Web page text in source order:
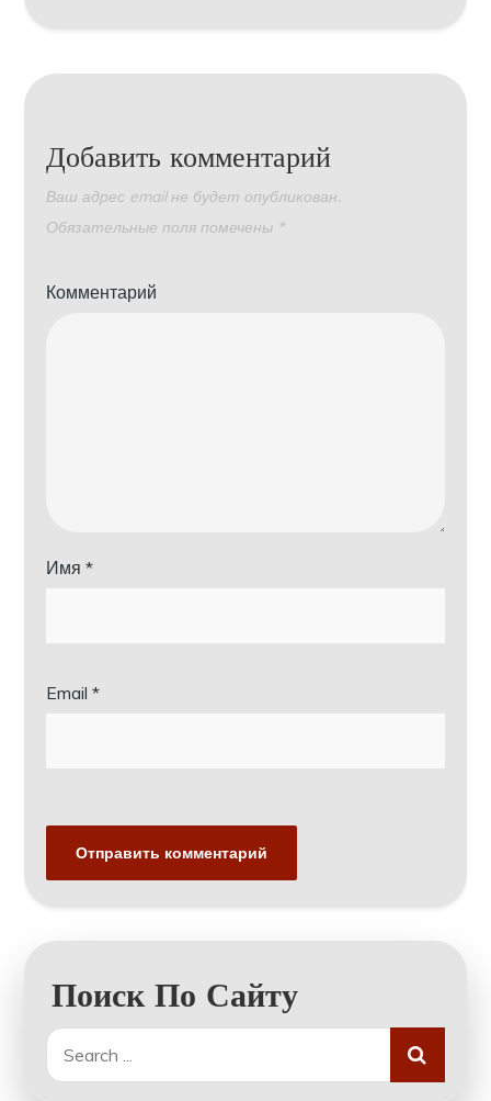
Добавить комментарий
Ваш адрес email не будет опубликован.
Обязательные поля помечены *
Комментарий
Имя*
Email*
Поиск По Сайту
Search
for: